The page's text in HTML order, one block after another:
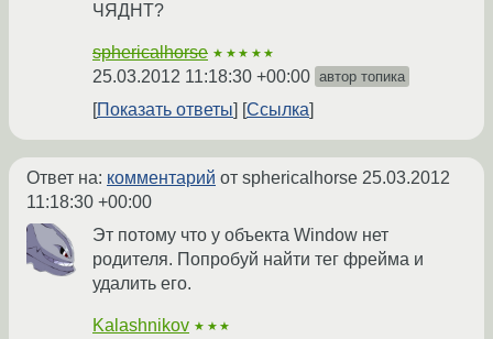
ЧЯДНТ?
sphericalhorse ★★★★★
25.03.2012 11:18:30 +00:00 автор топика
Показать ответы Ссылка
Ответ на: комментарий от sphericalhorse 25.03.2012
11:18:30 +00:00
Эт потому что у объекта Window нет
родителя. Попробуй найти тег фрейма и
удалить его.
Kalashnikov ★★★